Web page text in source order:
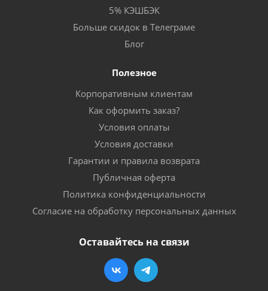
5% КЭШБЭК
Больше скидок в Телеграме
Блог
Полезное
Корпоративным клиентам
Как оформить заказ?
Условия оплаты
Условия доставки
Гарантии и правила возврата
Публичная оферта
Политика конфиденциальности
Согласие на обработку персональных данных
Оставайтесь на связи